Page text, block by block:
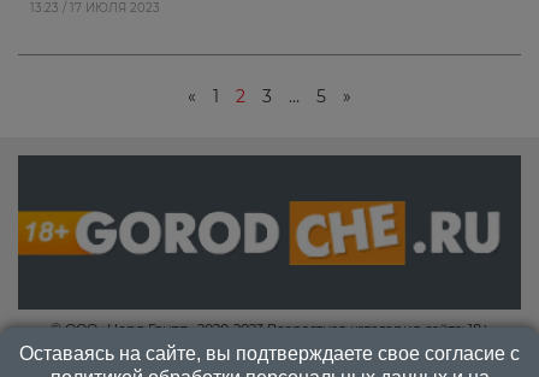
13:23 / 17 ИЮЛЯ 2023
« 1 2 3 … 5 »
© ООО «Норд Групп» 2020-2023 Возрастная категория сайта: 18+
КОНТАКТЫ
Оставаясь на сайте, вы подтверждаете свое согласие с